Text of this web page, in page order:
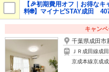
【🎉初期費用オフ｜お得な
料🌐】マイナビSTAY成田
キャン
千葉県成田市
ＪＲ成田線成
京成本線京成